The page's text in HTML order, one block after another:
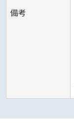
備考